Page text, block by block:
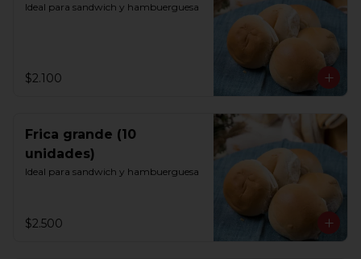
Ideal para sandwich y hambuerguesa
$2.100
Frica grande (10
unidades)
Ideal para sandwich y hambuerguesa
$2.500